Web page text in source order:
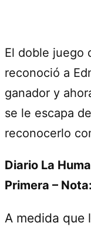
El doble juego
reconoció a
ganador y
se le escapa
reconocerlo
Diario La
Primera –
A medida que